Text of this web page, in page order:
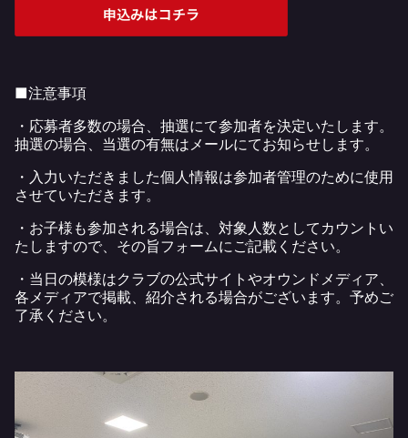
■注意事項
・応募者多数の場合、抽選にて参加者を決定いたします。
抽選の場合、当選の有無はメールにてお知らせします。
・入力いただきました個人情報は参加者管理のために使用
させていただきます。
・お子様も参加される場合は、対象人数としてカウントい
たしますので、その旨フォームにご記載ください。
・当日の模様はクラブの公式サイトやオウンドメディア、
各メディアで掲載、紹介される場合がございます。予めご
了承ください。